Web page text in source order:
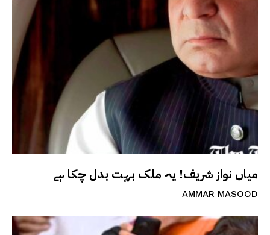
میاں نواز شریف! یہ ملک بہت بدل چکا ہے
AMMAR MASOOD